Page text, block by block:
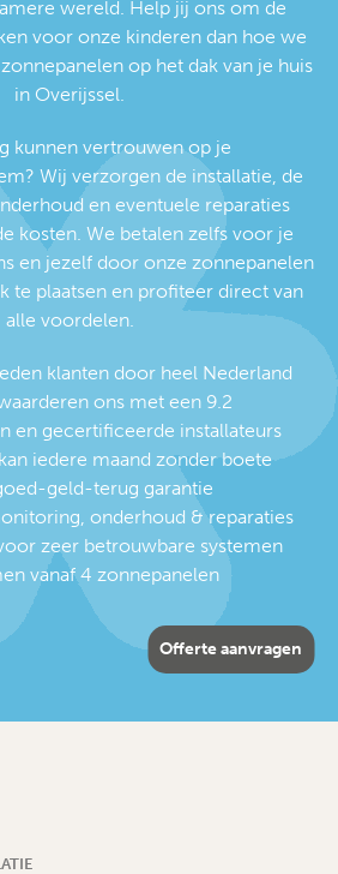
wereld. Help jij ons om de
voor onze kinderen dan hoe we
op het dak van je huis
in Overijssel.
kunnen vertrouwen op je
Wij verzorgen de installatie, de
en eventuele reparaties
kosten. We betalen zelfs voor je
en jezelf door onze zonnepanelen
te plaatsen en profiteer direct van
alle voordelen.
klanten door heel Nederland
ons met een 9.2
en gecertificeerde installateurs
iedere maand zonder boete
geld-terug garantie
onderhoud & reparaties
zeer betrouwbare systemen
vanaf 4 zonnepanelen
Offerte aanvragen